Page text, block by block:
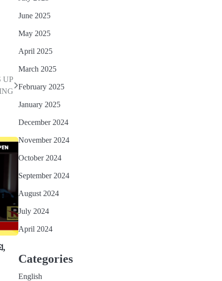
UP
June 2025
May 2025
April 2025
March 2025
February 2025
January 2025
December 2024
November 2024
October 2024
September 2024
August 2024
July 2024
April 2024
Categories
English